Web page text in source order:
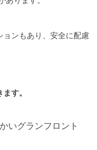
ンもあり、安全に配慮
す。
いグランフロント